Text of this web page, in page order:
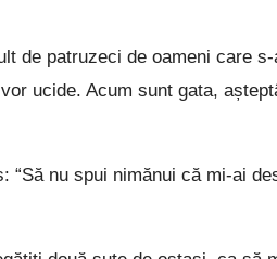
de patruzeci de oameni care
ucide. Acum sunt gata,
nu spui nimănui că mi-ai